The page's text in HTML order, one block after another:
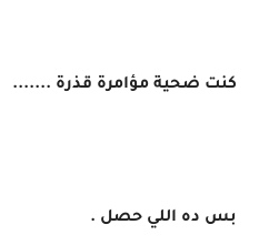
كنت ضحية مؤامرة قذرة .......
بس ده اللي حصل .